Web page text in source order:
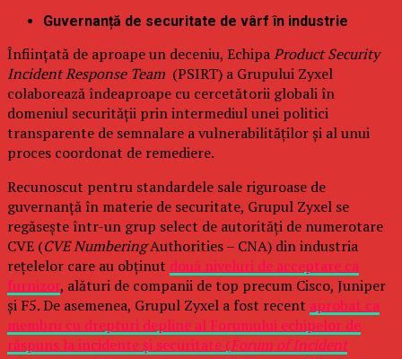
Guvernanță de securitate de vârf în industrie
Înființată de aproape un deceniu, EchipaProduct Security
Incident Response Team (PSIRT) a Grupului Zyxel
colaborează îndeaproape cu cercetătorii globali în
domeniul securității prin intermediul unei politici
transparente de semnalare a vulnerabilităților și al unui
proces coordonat de remediere.
Recunoscut pentru standardele sale riguroase de
guvernanță în materie de securitate, Grupul Zyxel se
regăsește într-un grup select de autorități de numerotare
CVE (CVE NumberingAuthorities – CNA) din industria
rețelelor care au obținut două niveluri de acceptare ca
furnizor, alături de companii de top precum Cisco, Juniper
și F5. De asemenea, Grupul Zyxel a fost recent aprobat ca
membru cu drepturi depline al Forumului echipelor de
răspuns la incidente și securitate (Forum of Incident